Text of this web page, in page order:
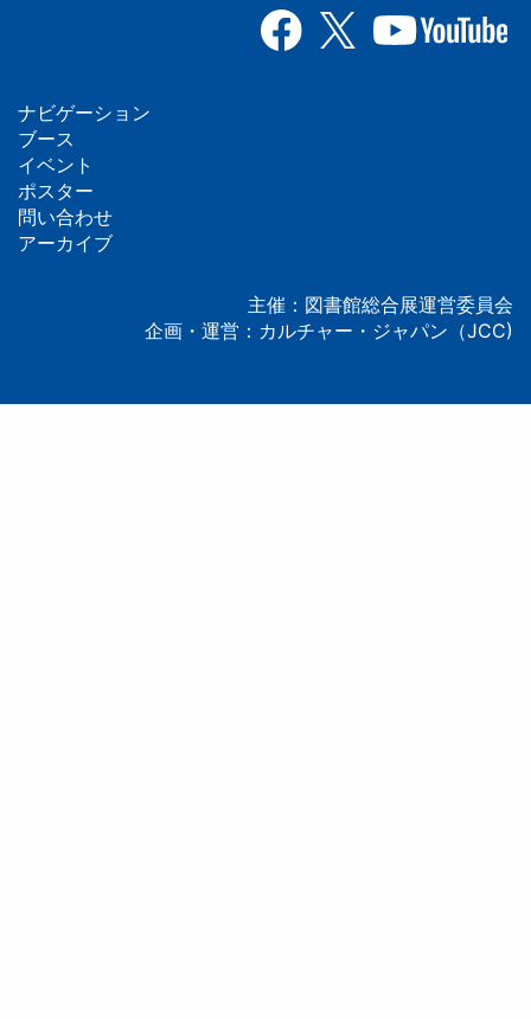
フ
ッ
タ
ナビゲーション
ブース
イベント
ポスター
問い合わせ
アーカイブ
主催：図書館総合展運営委員会
企画・運営：カルチャー・ジャパン（JCC)